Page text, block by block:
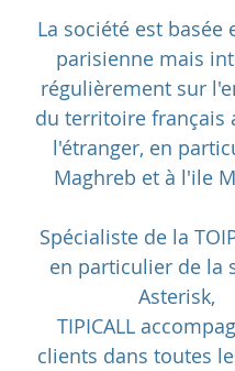
La société est basée
parisienne mais
régulièrement sur
du territoire français
l'étranger, en
Maghreb et à l'ile
Spécialiste de la
en particulier de la
Asterisk,
TIPICALL
clients dans toutes